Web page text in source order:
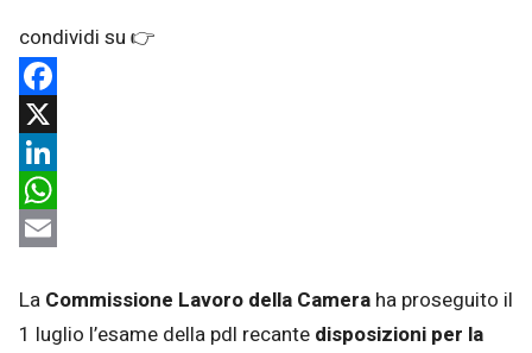
Facebook
X
LinkedIn
WhatsApp
La Commissione Lavoro della Camera ha proseguito il
1 luglio l’esame della pdl recante disposizioni per la